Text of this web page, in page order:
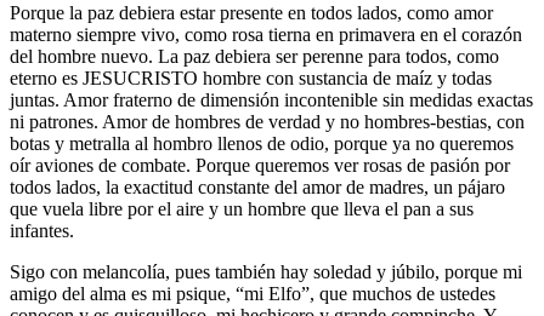
Porque la paz debiera estar presente en todos lados, como amor
materno siempre vivo, como rosa tierna en primavera en el corazón
del hombre nuevo. La paz debiera ser perenne para todos, como
eterno es JESUCRISTO hombre con sustancia de maíz y todas
juntas. Amor fraterno de dimensión incontenible sin medidas exactas
ni patrones. Amor de hombres de verdad y no hombres-bestias, con
botas y metralla al hombro llenos de odio, porque ya no queremos
oír aviones de combate. Porque queremos ver rosas de pasión por
todos lados, la exactitud constante del amor de madres, un pájaro
que vuela libre por el aire y un hombre que lleva el pan a sus
infantes.
Sigo con melancolía, pues también hay soledad y júbilo, porque mi
amigo del alma es mi psique, “mi Elfo”, que muchos de ustedes